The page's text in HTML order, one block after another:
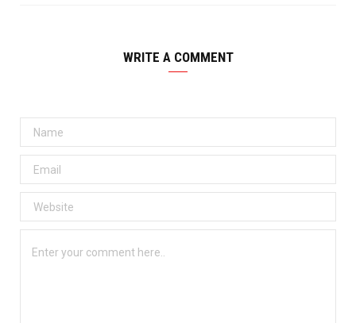
WRITE A COMMENT